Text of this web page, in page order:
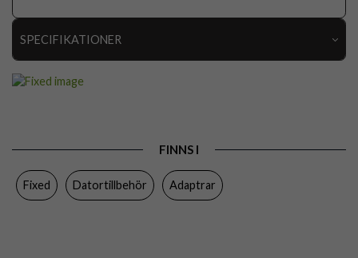
SPECIFIKATIONER
Tillverkarens art nr
FINNS I
Fixed Datortillbehör Adaptrar